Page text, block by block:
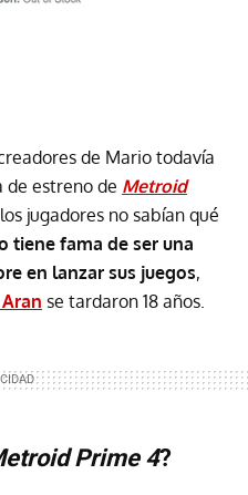
de Mario todavía
de estreno de Metroid
jugadores no sabían qué
tiene fama de ser una
en lanzar sus juegos,
se tardaron 18 años.
Prime 4?